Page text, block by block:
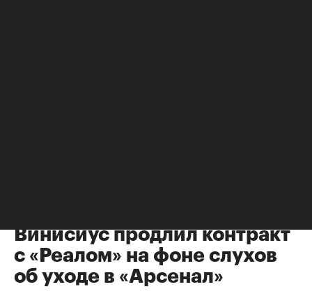
Винисиус продлил контракт
с «Реалом» на фоне слухов
об уходе в «Арсенал»